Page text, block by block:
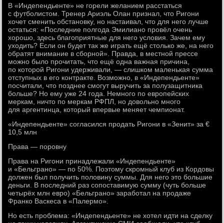
В «Индепендьенте» не горели желанием расстаться
с футболистом. Тренер Ариэль Олан признал, что Ригони
хочет сменить обстановку, но настаивал, что для него лучше
остаться: «Последние полгода Эмилиано провёл очень
хорошо, здесь благоприятные для него условия. Зачем ему
уходить? Если он будет так же играть ещё столько же, на него
обратят внимание в сборной». Правда, в местной прессе
можно было прочитать, что ещё одна важная причина,
по которой Ригони удерживали, — слишком маленькая сумма
отступных в его контракте. Возможно, в «Индепендьенте»
посчитали, что позднее смогут выручить за полузащитника
больше? Но ему уже 24 года. Немного по европейских
меркам, ничто по меркам РФПЛ, но довольно много
для аргентинца, который впервые меняет чемпионат.
«Индепендьенте» согласился продать Ригони в «Зенит» за €
10,5 млн
Права — поровну
Права на Ригони принадлежали «Индепендьенте»
и «Бельграно» — по 50%. Поэтому скромный клуб из Кордовы
должен был получить половину суммы. Для него это большие
деньги. В последний раз сопоставимую сумму (чуть больше
четырёх млн евро) «Бельграно» заработал на продаже
Франко Васкеса в «Палермо».
Но есть проблема: «Индепендьенте» не хотел идти на сделку